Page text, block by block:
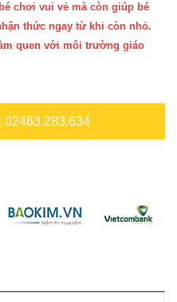
chơi vui vẻ mà còn giúp bé
thức ngay từ khi còn nhỏ.
quen với môi trường giáo
02463.283.634